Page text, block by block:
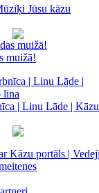
Jūsu kāzu
muižā!
| Linu Lāde | Kāzu